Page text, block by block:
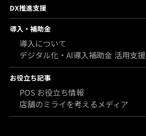
DX推進支援
導入・補助金
導入について
デジタル化・AI導入補助金 活用支援
お役立ち記事
POS お役立ち情報
店舗のミライを考えるメディア